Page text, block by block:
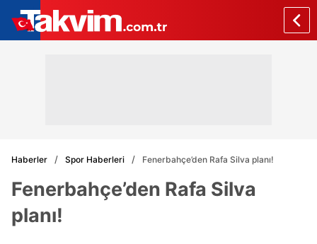
Haberler Spor Haberleri Fenerbahçe’den Rafa Silva planı!
Fenerbahçe’den Rafa Silva
planı!